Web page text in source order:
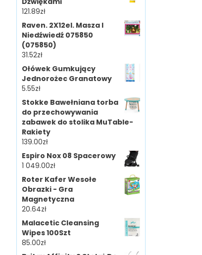
121.89zł
Raven. 2X12el. Masza I
Niedźwiedź 075850
(075850)
31.52zł
Ołówek Gumkujący
Jednorożec Granatowy
5.55zł
Stokke Bawełniana torba
do przechowywania
zabawek do stolika MuTable-
Rakiety
139.00zł
Espiro Nox 08 Spacerowy
1 049.00zł
Roter Kafer Wesołe
Obrazki - Gra
Magnetyczna
20.64zł
Malacetic Cleansing
Wipes 100Szt
85.00zł